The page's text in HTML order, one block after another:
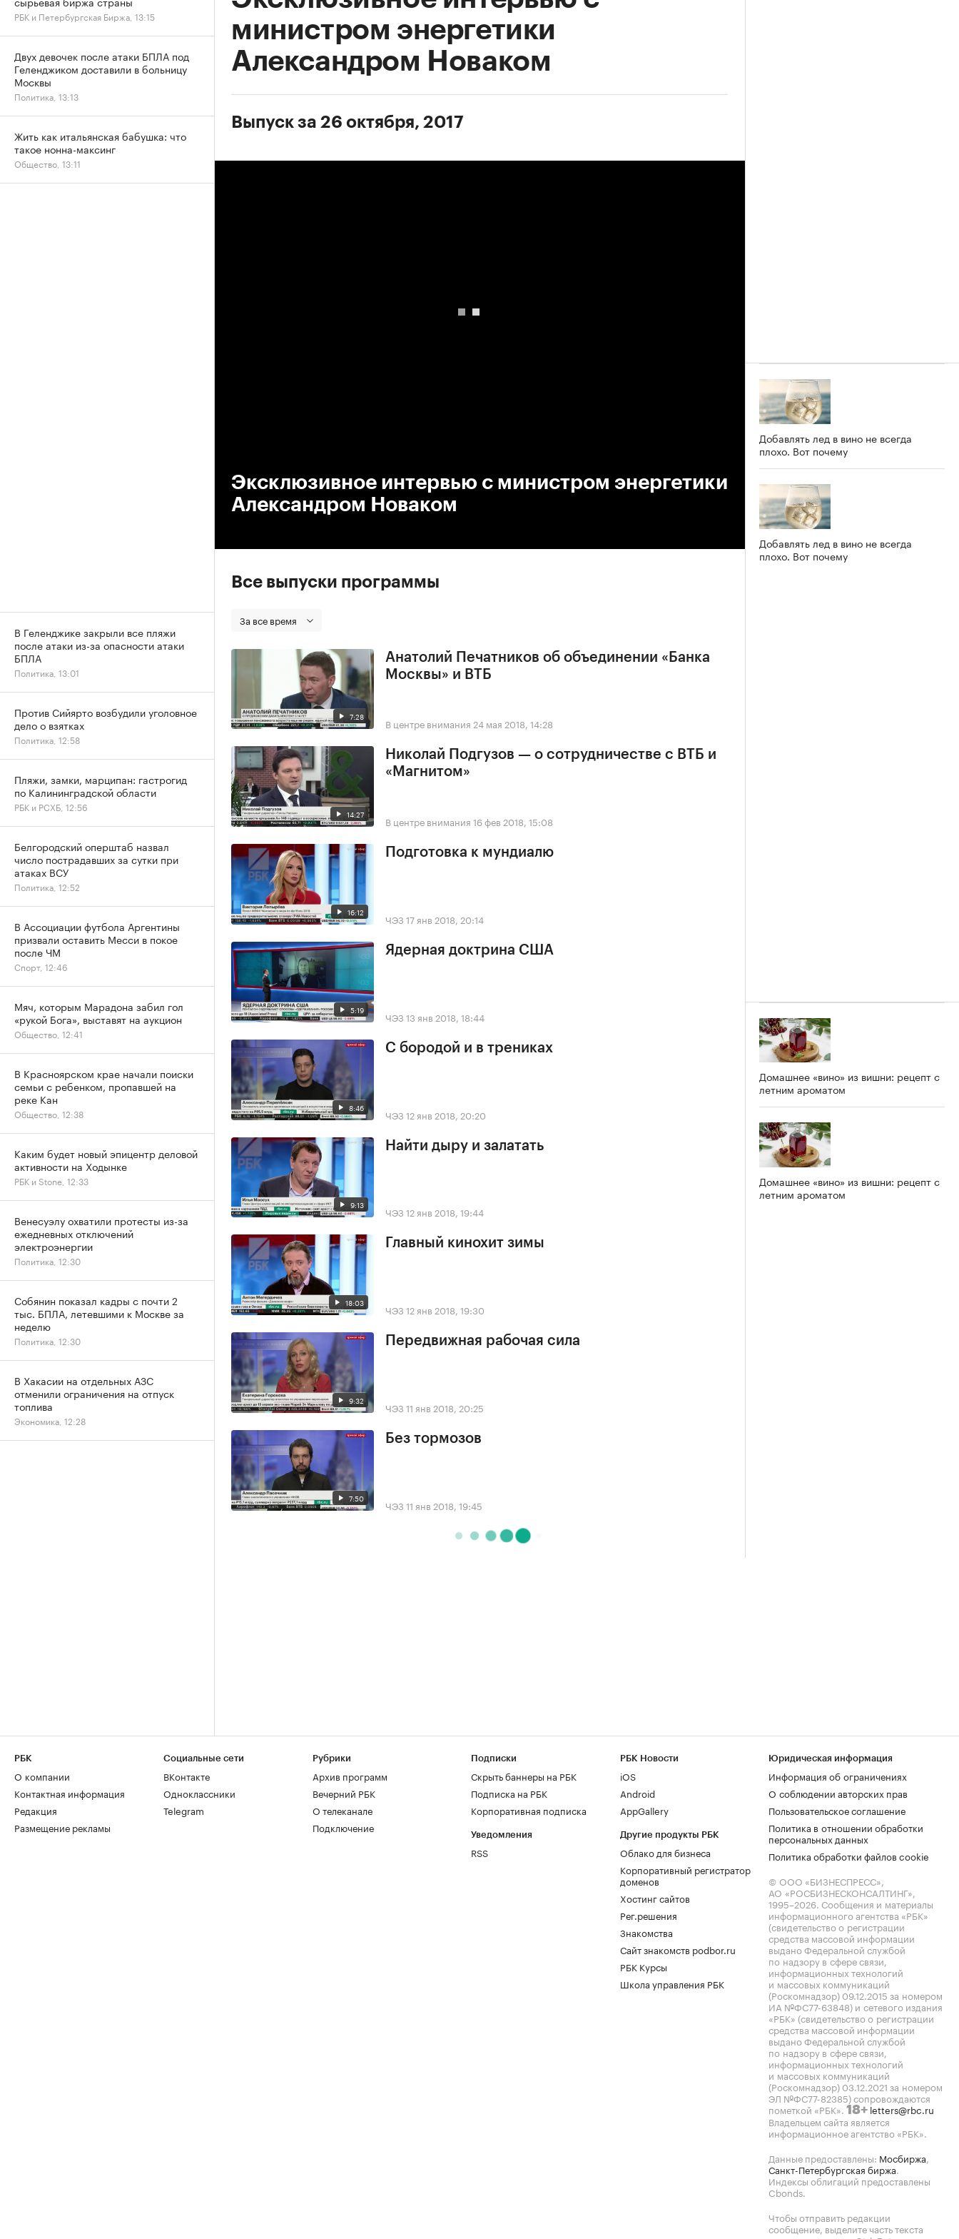
министром энергетики
Александром Новаком
Выпуск за 26 октября, 2017
Эксклюзивное интервью с министром энергетики
Александром Новаком
Все выпуски программы
За все время
7:28
Анатолий Печатников об объединении «Банка
Москвы» и ВТБ
В центре внимания 24 мая 2018, 14:28
14:27
Николай Подгузов — о сотрудничестве с ВТБ и
«Магнитом»
В центре внимания 16 фев 2018, 15:08
16:12
Подготовка к мундиалю
ЧЭЗ 17 янв 2018, 20:14
5:19
Ядерная доктрина США
ЧЭЗ 13 янв 2018, 18:44
8:46
С бородой и в трениках
ЧЭЗ 12 янв 2018, 20:20
9:13
Найти дыру и залатать
ЧЭЗ 12 янв 2018, 19:44
18:03
Главный кинохит зимы
ЧЭЗ 12 янв 2018, 19:30
9:32
Передвижная рабочая сила
ЧЭЗ 11 янв 2018, 20:25
7:50
Без тормозов
ЧЭЗ 11 янв 2018, 19:45
Добавлять лед в вино не всегда
плохо. Вот почему
Добавлять лед в вино не всегда
плохо. Вот почему
Домашнее «вино» из вишни: рецепт с
летним ароматом
Домашнее «вино» из вишни: рецепт с
летним ароматом
РБК и Петербургская Биржа, 13:15
Двух девочек после атаки БПЛА под
Геленджиком доставили в больницу
Москвы
Политика, 13:13
Жить как итальянская бабушка: что
такое нонна-максинг
Общество, 13:11
В Геленджике закрыли все пляжи
после атаки из-за опасности атаки
БПЛА
Политика, 13:01
Против Сийярто возбудили уголовное
дело о взятках
Политика, 12:58
Пляжи, замки, марципан: гастрогид
по Калининградской области
РБК и РСХБ, 12:56
Белгородский оперштаб назвал
число пострадавших за сутки при
атаках ВСУ
Политика, 12:52
В Ассоциации футбола Аргентины
призвали оставить Месси в покое
после ЧМ
Спорт, 12:46
Мяч, которым Марадона забил гол
«рукой Бога», выставят на аукцион
Общество, 12:41
В Красноярском крае начали поиски
семьи с ребенком, пропавшей на
реке Кан
Общество, 12:38
Каким будет новый эпицентр деловой
активности на Ходынке
РБК и Stone, 12:33
Венесуэлу охватили протесты из-за
ежедневных отключений
электроэнергии
Политика, 12:30
Собянин показал кадры с почти 2
тыс. БПЛА, летевшими к Москве за
неделю
Политика, 12:30
В Хакасии на отдельных АЗС
отменили ограничения на отпуск
топлива
Экономика, 12:28
РБК
О компании
Контактная информация
Редакция
Размещение рекламы
Социальные сети
ВКонтакте
Одноклассники
Telegram
Рубрики
Архив программ
Вечерний РБК
О телеканале
Подключение
Подписки
Скрыть баннеры на РБК
Подписка на РБК
Корпоративная подписка
Уведомления
RSS
РБК Новости
iOS
Android
AppGallery
Другие продукты РБК
Облако для бизнеса
Корпоративный регистратор
доменов
Хостинг сайтов
Рег.решения
Знакомства
Сайт знакомств podbor.ru
РБК Курсы
Школа управления РБК
Юридическая информация
Информация об ограничениях
О соблюдении авторских прав
Пользовательское соглашение
Политика в отношении обработки
персональных данных
Политика обработки файлов cookie
© ООО «БИЗНЕСПРЕСС»,
АО «РОСБИЗНЕСКОНСАЛТИНГ»,
1995–2026. Сообщения и материалы
информационного агентства «РБК»
(свидетельство о регистрации
средства массовой информации
выдано Федеральной службой
по надзору в сфере связи,
информационных технологий
и массовых коммуникаций
(Роскомнадзор) 09.12.2015 за номером
ИА №ФС77-63848) и сетевого издания
«РБК» (свидетельство о регистрации
средства массовой информации
выдано Федеральной службой
по надзору в сфере связи,
информационных технологий
и массовых коммуникаций
(Роскомнадзор) 03.12.2021 за номером
ЭЛ №ФС77-82385) сопровождаются
пометкой «РБК». 18+ letters@rbc.ru
Владельцем сайта является
информационное агентство «РБК».
Данные предоставлены: Мосбиржа,
Санкт-Петербургская биржа.
Индексы облигаций предоставлены
Cbonds.
Чтобы отправить редакции
сообщение, выделите часть текста